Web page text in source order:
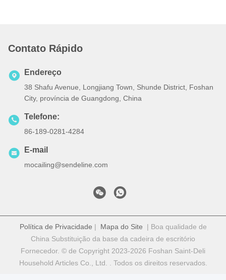
Contato Rápido
Endereço
38 Shafu Avenue, Longjiang Town, Shunde District, Foshan
City, província de Guangdong, China
Telefone:
86-189-0281-4284
E-mail
mocailing@sendeline.com
Política de Privacidade | Mapa do Site | Boa qualidade de
China Substituição da base da cadeira de escritório
Fornecedor. © de Copyright 2023-2026 Foshan Saint-Deli
Household Articles Co., Ltd. . Todos os direitos reservados.